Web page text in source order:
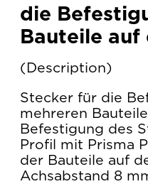
die
Bauteile auf
Description
Stecker für die
mehreren
Befestigung des
Profil mit Prisma
der Bauteile auf
Achsabstand 8